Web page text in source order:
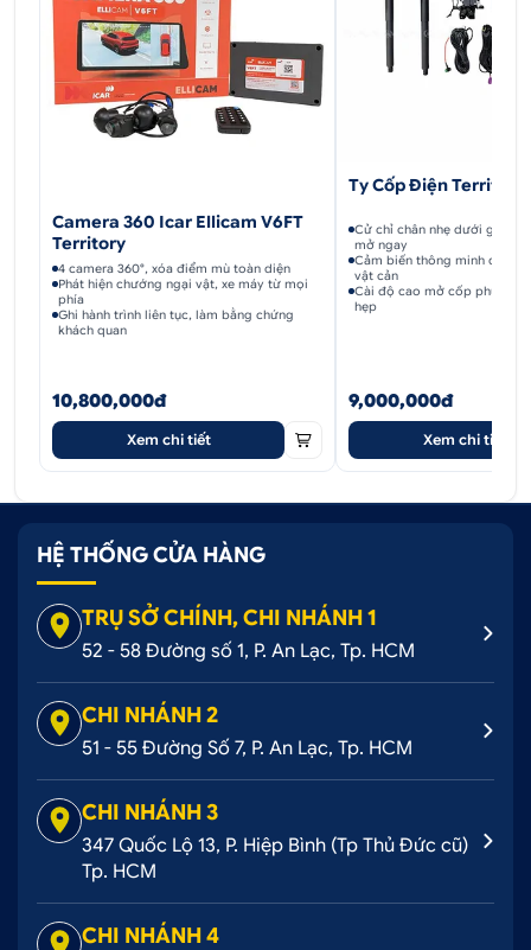
Camera 360 Icar Ellicam V6FT
Territory
4 camera 360°, xóa điểm mù toàn diện
Phát hiện chướng ngại vật, xe máy từ mọi
phía
Ghi hành trình liên tục, làm bằng chứng
khách quan
10,800,000đ
Xem chi tiết
Ty Cốp Điện Territory
Cử chỉ chân nhẹ dưới gầm,
mở ngay
Cảm biến thông minh dừng,
vật cản
Cài độ cao mở cốp phù hợp
hẹp
9,000,000đ
Xem chi tiết
HỆ THỐNG CỬA HÀNG
TRỤ SỞ CHÍNH, CHI NHÁNH 1
52 - 58 Đường số 1, P. An Lạc, Tp. HCM
CHI NHÁNH 2
51 - 55 Đường Số 7, P. An Lạc, Tp. HCM
CHI NHÁNH 3
347 Quốc Lộ 13, P. Hiệp Bình (Tp Thủ Đức cũ)
Tp. HCM
CHI NHÁNH 4